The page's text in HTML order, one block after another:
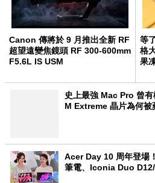
Canon 傳將於 9 月推出全新 RF
超望遠變焦鏡頭 RF 300-600mm
F5.6L IS USM
等
格
果
史上最強 Mac Pro 曾
M Extreme 晶片為何被
Acer Day 10 周年登場
筆電、Iconia Duo